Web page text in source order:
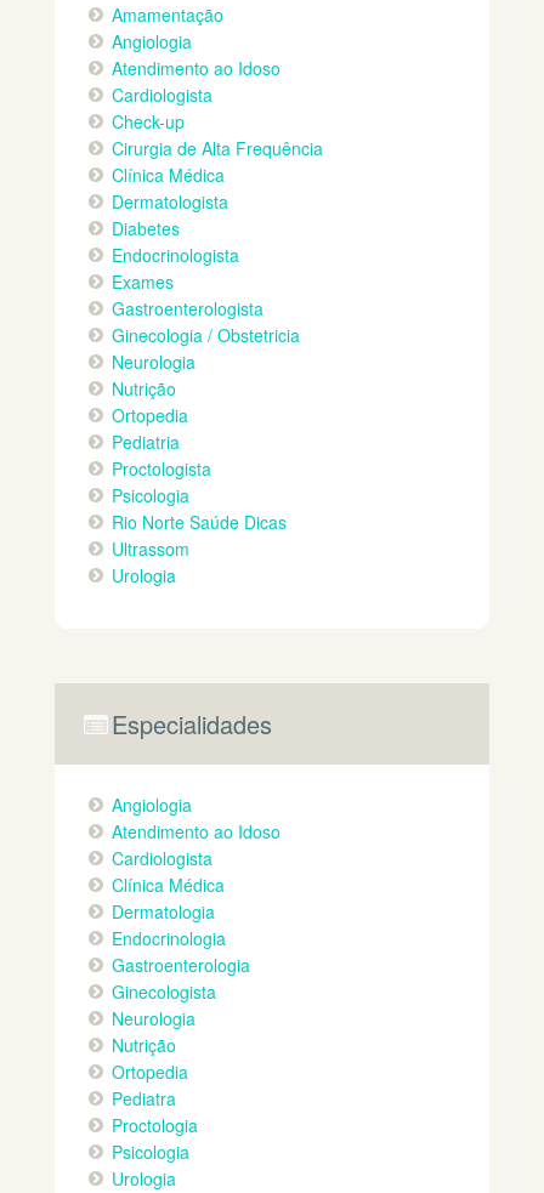
Amamentação
Angiologia
Atendimento ao Idoso
Cardiologista
Check-up
Cirurgia de Alta Frequência
Clínica Médica
Dermatologista
Diabetes
Endocrinologista
Exames
Gastroenterologista
Ginecologia / Obstetricia
Neurologia
Nutrição
Ortopedia
Pediatria
Proctologista
Psicologia
Rio Norte Saúde Dicas
Ultrassom
Urologia
Especialidades
Angiologia
Atendimento ao Idoso
Cardiologista
Clínica Médica
Dermatologia
Endocrinologia
Gastroenterologia
Ginecologista
Neurologia
Nutrição
Ortopedia
Pediatra
Proctologia
Psicologia
Urologia